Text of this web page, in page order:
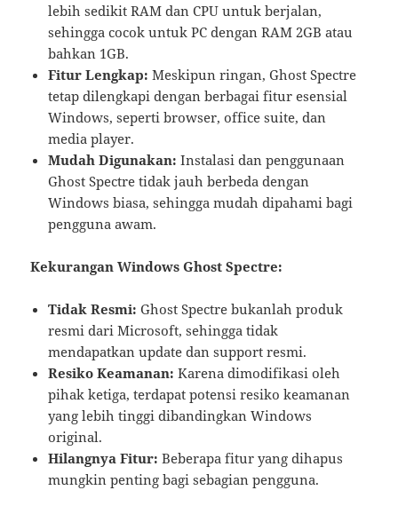
lebih sedikit RAM dan CPU untuk berjalan,
sehingga cocok untuk PC dengan RAM 2GB atau
bahkan 1GB.
Fitur Lengkap: Meskipun ringan, Ghost Spectre
tetap dilengkapi dengan berbagai fitur esensial
Windows, seperti browser, office suite, dan
media player.
Mudah Digunakan: Instalasi dan penggunaan
Ghost Spectre tidak jauh berbeda dengan
Windows biasa, sehingga mudah dipahami bagi
pengguna awam.
Kekurangan Windows Ghost Spectre:
Tidak Resmi: Ghost Spectre bukanlah produk
resmi dari Microsoft, sehingga tidak
mendapatkan update dan support resmi.
Resiko Keamanan: Karena dimodifikasi oleh
pihak ketiga, terdapat potensi resiko keamanan
yang lebih tinggi dibandingkan Windows
original.
Hilangnya Fitur: Beberapa fitur yang dihapus
mungkin penting bagi sebagian pengguna.